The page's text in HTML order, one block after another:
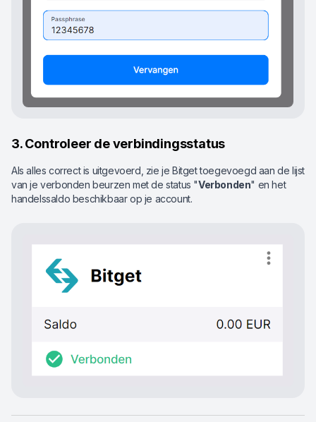
3. Controleer de verbindingsstatus
Als alles correct is uitgevoerd, zie je Bitget toegevoegd aan de lijst
van je verbonden beurzen met de status "Verbonden" en het
handelssaldo beschikbaar op je account.